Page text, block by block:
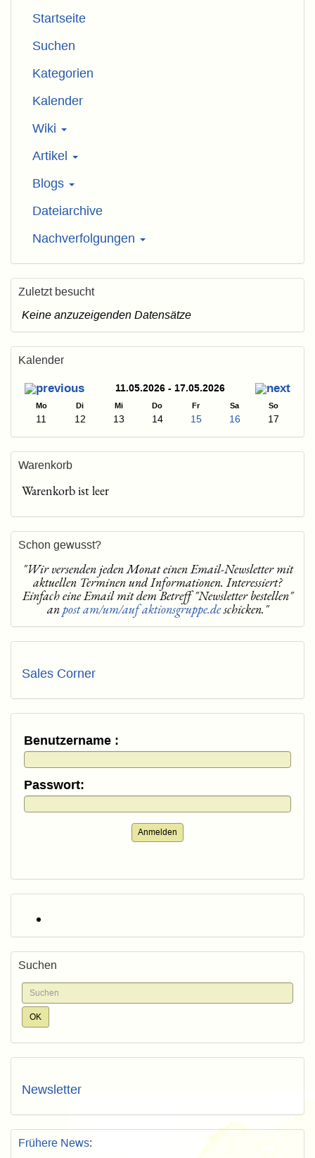
Startseite
Suchen
Kategorien
Kalender
Wiki
Artikel
Blogs
Dateiarchive
Nachverfolgungen
Zuletzt besucht
Keine anzuzeigenden Datensätze
Kalender
11.05.2026 - 17.05.2026
Mo Di Mi Do Fr Sa So
11 12 13 14 15 16 17
Warenkorb
Warenkorb ist leer
Schon gewusst?
"Wir versenden jeden Monat einen Email-Newsletter mit
aktuellen Terminen und Informationen. Interessiert?
Einfach eine Email mit dem Betreff "Newsletter bestellen"
anpost am/um/auf aktionsgruppe.deschicken."
Sales Corner
Benutzername :
Passwort:
Anmelden
Suchen
Newsletter
Frühere News: